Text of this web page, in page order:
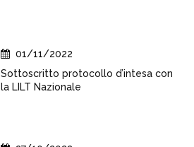
01/11/2022
Sottoscritto protocollo d’intesa con
la LILT Nazionale